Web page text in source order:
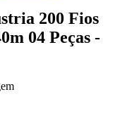
200 Fios
04 Peças -